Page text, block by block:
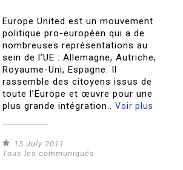
Europe United est un mouvement
politique pro-européen qui a de
nombreuses représentations au
sein de l’UE : Allemagne, Autriche,
Royaume-Uni, Espagne. Il
rassemble des citoyens issus de
toute l’Europe et œuvre pour une
plus grande intégration..Voir plus
15 July 2011
Tous les communiqués